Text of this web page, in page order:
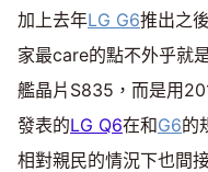
加上去年LG G6推出之
家最care的點不外乎就
艦晶片S835，而是用
發表的LG Q6在和G6的
相對親民的情況下也間